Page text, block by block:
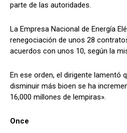
parte de las autoridades.
La Empresa Nacional de Energía
renegociación de unos 28
acuerdos con unos 10, según la
En ese orden, el dirigente lamentó
disminuir más bioen se ha
16,000 millones de lempiras».
Once